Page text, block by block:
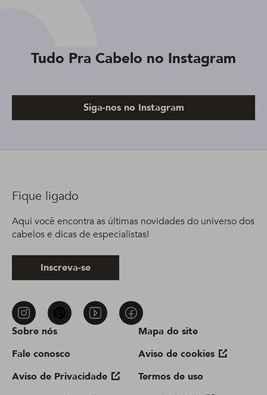
Tudo Pra Cabelo no Instagram
Siga-nos no Instagram
Sobre nós
Fale conosco
Aviso de Privacidade
Mapa do site
Aviso de cookies
Termos de uso
Fique ligado
Aqui você encontra as últimas novidades do universo dos
cabelos e dicas de especialistas!
Inscreva-se